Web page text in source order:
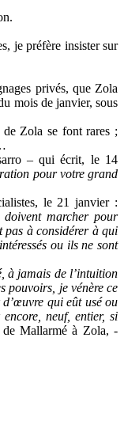
je préfère insister sur
privés, que Zola
mois de janvier, sous
Zola se font rares ;
– qui écrit, le 14
pour votre grand
le 21 janvier :
doivent marcher pour
pas à considérer à qui
ou ils ne sont
à jamais de l’intuition
pouvoirs, je vénère ce
qui eût usé ou
neuf, entier, si
Mallarmé à Zola, -